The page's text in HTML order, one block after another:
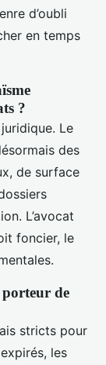
d’oubli
en temps
?
Le
des
de surface
L’avocat
foncier, le
de
stricts pour
les